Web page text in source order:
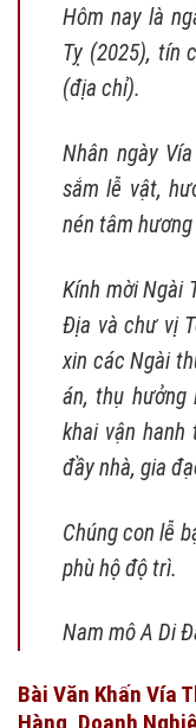
Hôm nay là
Tỵ (2025), tín
(địa chỉ).
Nhân ngày
sắm lễ vật,
nén tâm
Kính mời Ngài
Địa và chư vị
xin các Ngài
án, thụ
khai vận hanh
đầy nhà, gia
Chúng con lễ
phù hộ độ trì.
Nam mô A Di
Bài Văn Khấn Vía